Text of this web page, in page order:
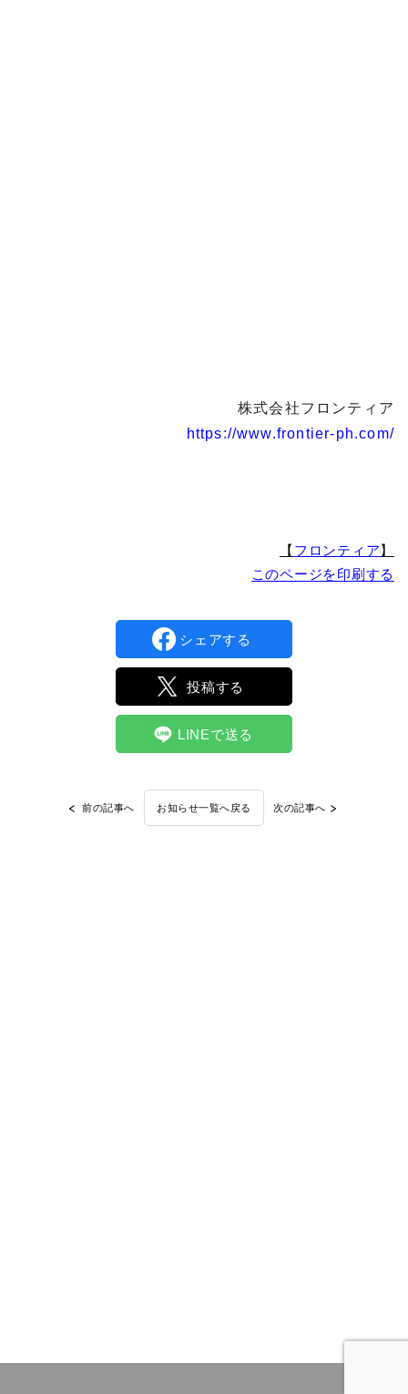
株式会社フロンティア
https://www.frontier-ph.com/
【 フロンティア】
このページを印刷する
シェアする
投稿する
LINEで送る
前の記事へ お知らせ一覧へ戻る 次の記事へ